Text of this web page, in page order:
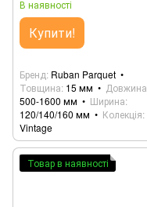
В наявності
Купити!
Бренд Ruban Parquet
Товщина 15 мм
Довжина
500-1600 мм
Ширина
120/140/160 мм
Колекція
Vintage
Товар в наявності